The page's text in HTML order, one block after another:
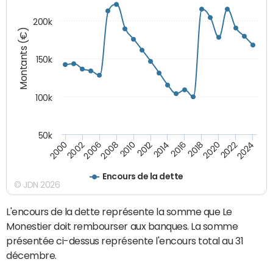
Montants (€)
Encours de la dette
200020022006200820102012201420162018202020222024
100k
150k
200k
50k
© JDN 2026
L'encours de la dette représente la somme que Le
Monestier doit rembourser aux banques. La somme
présentée ci-dessus représente l'encours total au 31
décembre.